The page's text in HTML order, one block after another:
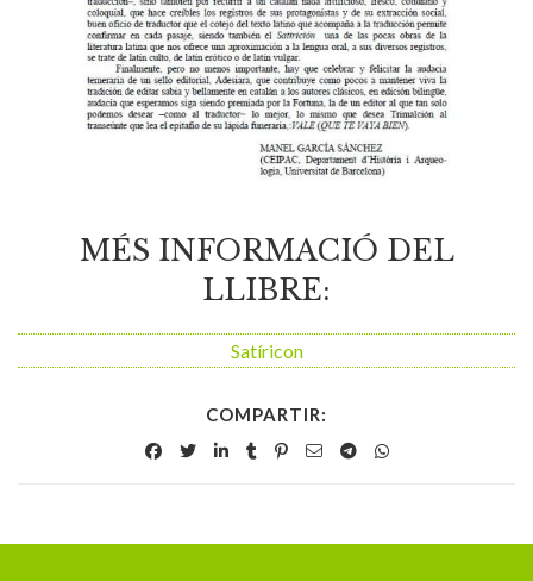
MÉS INFORMACIÓ DEL
LLIBRE:
Satíricon
COMPARTIR: